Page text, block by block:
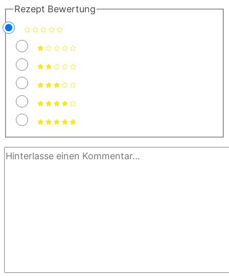
Rezept Bewertung